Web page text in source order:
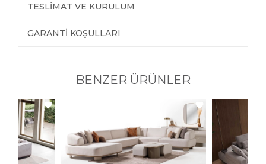
TESLIMAT VE KURULUM
GARANTI KOŞULLARI
BENZER ÜRÜNLER